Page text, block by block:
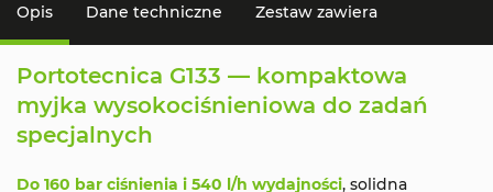
Opis Dane techniczne Zestaw zawiera
Portotecnica G133 — kompaktowa
myjka wysokociśnieniowa do zadań
specjalnych
Do 160 bar ciśnienia i 540 l/h wydajności, solidna